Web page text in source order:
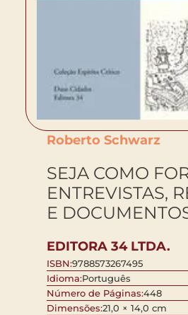
Roberto Schwarz
SEJA COMO
ENTREVISTAS,
E
EDITORA 34 LTDA.
ISBN:9788573267495
Idioma:Português
Número de Páginas:448
Dimensões:21,0 × 14,0 cm